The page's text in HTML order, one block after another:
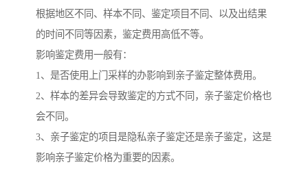
根据地区不同、样本不同、鉴定项目不同、以及出结果
的时间不同等因素，鉴定费用高低不等。
影响鉴定费用一般有：
1、是否使用上门采样的办影响到亲子鉴定整体费用。
2、样本的差异会导致鉴定的方式不同，亲子鉴定价格也
会不同。
3、亲子鉴定的项目是隐私亲子鉴定还是亲子鉴定，这是
影响亲子鉴定价格为重要的因素。